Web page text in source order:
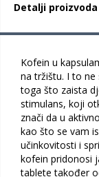
Detalji proizvoda
Kofein u
na tržištu. I to
toga što zaista
stimulans, koji
znači da u
kao što se vam
učinkovitosti i
kofein pridonosi
tablete također